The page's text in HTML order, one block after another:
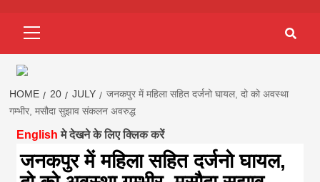
hindi
||madhesh
first hindi
HOME 20 JULY
जनकपुर में महिला सहित दर्जनो घायल, दो को अवस्था
गम्भीर, मसौदा सुझाव संकलन अवरुद्ध
English मे देखने के लिए क्लिक करें
जनकपुर में महिला सहित दर्जनो घायल,